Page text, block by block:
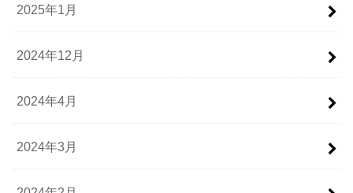
2025年1月
2024年12月
2024年4月
2024年3月